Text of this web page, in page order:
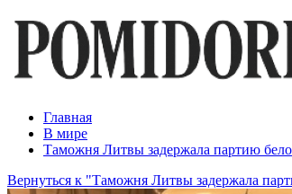
Главная
В мире
Таможня Литвы задержала партию
Вернуться к "Таможня Литвы задержала